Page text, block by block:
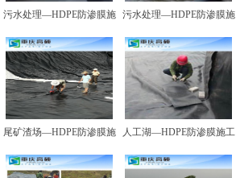
污水处理—HDPE防渗膜施
工图例一
污水处理—HDPE防渗膜施
工图例二
尾矿渣场—HDPE防渗膜施
工图例二
人工湖—HDPE防渗膜施工
图例一